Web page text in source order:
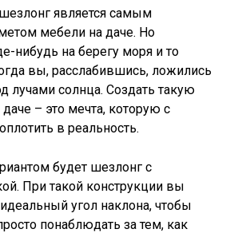
является самым
мебели на даче. Но
нибудь на берегу моря и то
вы, расслабившись, ложились
лучами солнца. Создать такую
– это мечта, которую с
в реальность.
будет шезлонг с
При такой конструкции вы
угол наклона, чтобы
понаблюдать за тем, как